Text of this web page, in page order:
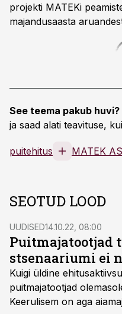
projekti MATEKi
majandusaasta
See teema pakub huvi?
ja saad alati teavituse,
puitehitus MATEK AS
SEOTUD LOOD
UUDISED14.10.22, 08:00
Puitmajatootjad
stsenaariumi ei
Kuigi üldine
puitmajatootjad
Keerulisem on aga